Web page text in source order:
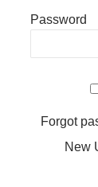
Password
Forgot
New